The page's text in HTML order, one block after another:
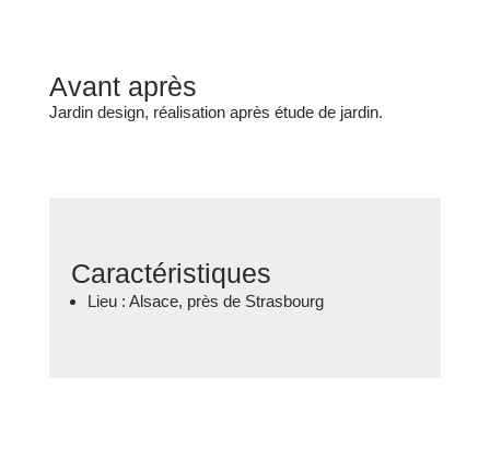
Avant après
Jardin design, réalisation après étude de jardin.
Caractéristiques
Lieu : Alsace, près de Strasbourg